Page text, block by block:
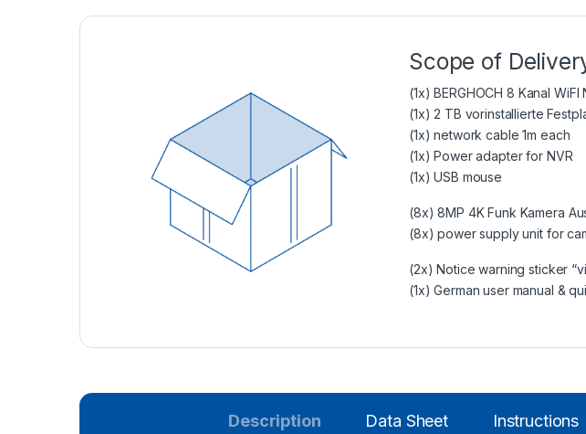
Scope of
(1x) BERGHOCH 8 Kanal
(1x) 2 TB vorinstallierte
(1x) network cable 1m each
(1x) Power adapter for NVR
(1x) USB mouse
(8x) 8MP 4K Funk Kamera
(8x) power supply unit for
(2x) Notice warning sticker
(1x) German user manual &
Description Data Sheet Instructions